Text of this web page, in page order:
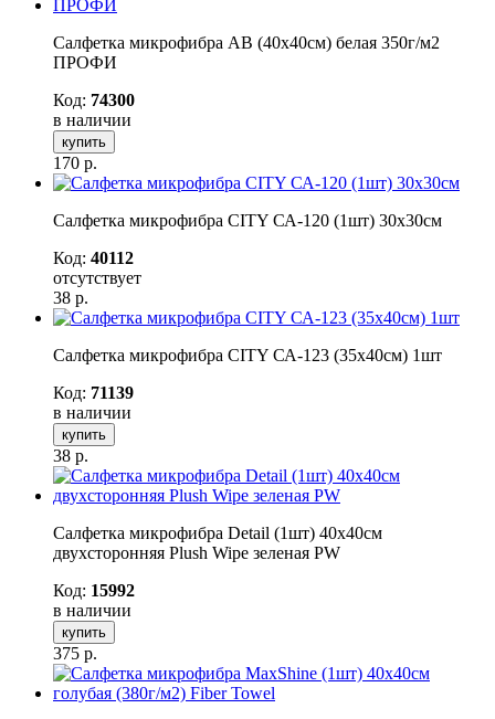
Салфетка микрофибра AB (40х40см) белая 350г/м2
ПРОФИ
Код: 74300
в наличии
купить
170 р.
Салфетка микрофибра CITY СА-120 (1шт) 30x30см
Код: 40112
отсутствует
38 р.
Салфетка микрофибра CITY СА-123 (35x40см) 1шт
Код: 71139
в наличии
купить
38 р.
Салфетка микрофибра Detail (1шт) 40х40см
двухсторонняя Plush Wipe зеленая PW
Код: 15992
в наличии
купить
375 р.